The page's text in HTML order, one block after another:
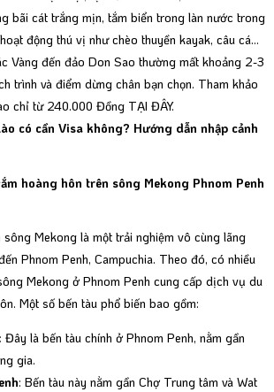
bãi cát trắng mịn, tắm biển trong làn nước trong
động thú vị như chèo thuyền kayak, câu cá…
Vàng đến đảo Don Sao thường mất khoảng 2-3
trình và điểm dừng chân bạn chọn. Tham khảo
chỉ từ 240.000 Đồng TẠI ĐÂY.
có cần Visa không? Hướng dẫn nhập cảnh
hoàng hôn trên sông Mekong Phnom Penh
Mekong là một trải nghiệm vô cùng lãng
Phnom Penh, Campuchia. Theo đó, có nhiều
Mekong ở Phnom Penh cung cấp dịch vụ du
Một số bến tàu phổ biến bao gồm:
Đây là bến tàu chính ở Phnom Penh, nằm gần
gia.
: Bến tàu này nằm gần Chợ Trung tâm và Wat